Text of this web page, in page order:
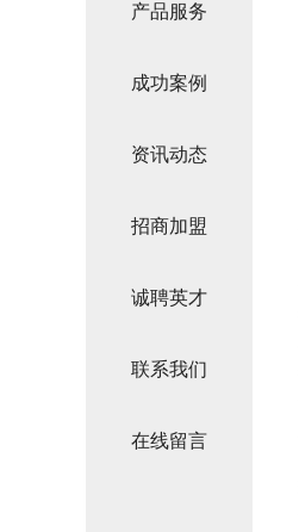
产品服务
成功案例
资讯动态
招商加盟
诚聘英才
联系我们
在线留言